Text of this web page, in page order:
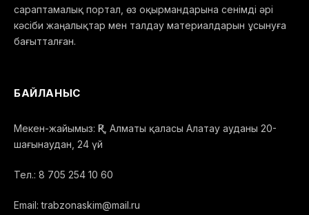
Пәкістанда пойыз өртену салдарынан кемінде 10
адам қаза тауып, 30 адам жарақат алды, — деп